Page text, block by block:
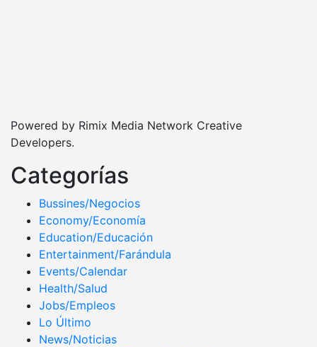
Powered by Rimix Media Network Creative
Developers.
Categorías
Bussines/Negocios
Economy/Economía
Education/Educación
Entertainment/Farándula
Events/Calendar
Health/Salud
Jobs/Empleos
Lo Último
News/Noticias